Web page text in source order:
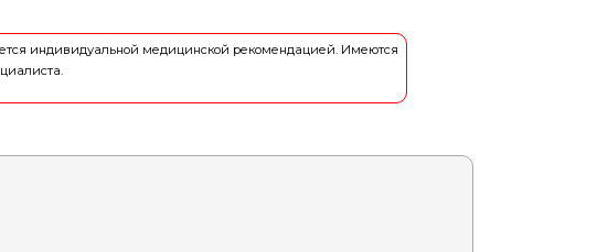
индивидуальной медицинской рекомендацией. Имеются